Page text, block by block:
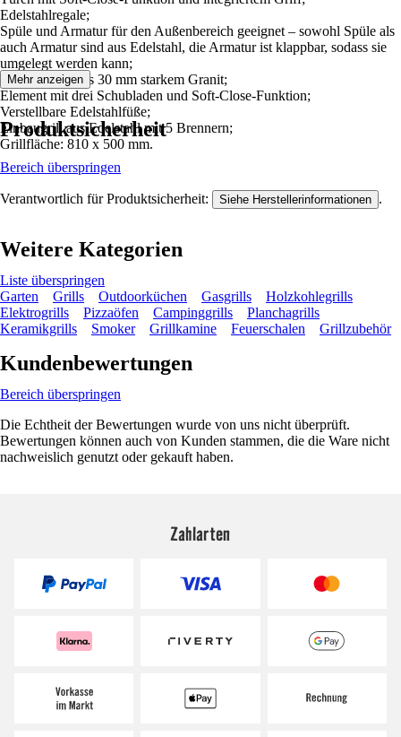
Edelstahlregale;
Spüle und Armatur für den Außenbereich geeignet – sowohl Spüle als
auch Armatur sind aus Edelstahl, die Armatur ist klappbar, sodass sie
umgelegt werden kann;
Arbeitsplatte aus 30 mm starkem Granit;
Element mit drei Schubladen und Soft-Close-Funktion;
Verstellbare Edelstahlfüße;
Einbaugrill aus Edelstahl mit 5 Brennern;
Grillfläche: 810 x 500 mm.
Mehr anzeigen
Produktsicherheit
Bereich überspringen
Verantwortlich für Produktsicherheit: Siehe Herstellerinformationen .
Weitere Kategorien
Liste überspringen
Garten
Grills Outdoorküchen Gasgrills
Holzkohlegrills
Elektrogrills
Pizzaöfen Campinggrills
Planchagrills
Keramikgrills
Smoker Grillkamine Feuerschalen Grillzubehör
Kundenbewertungen
Bereich überspringen
Die Echtheit der Bewertungen wurde von uns nicht überprüft.
Bewertungen können auch von Kunden stammen, die die Ware nicht
nachweislich genutzt oder gekauft haben.
Zahlarten